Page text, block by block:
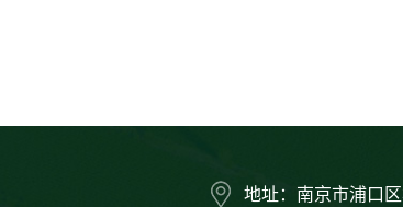
地址：南京市浦口